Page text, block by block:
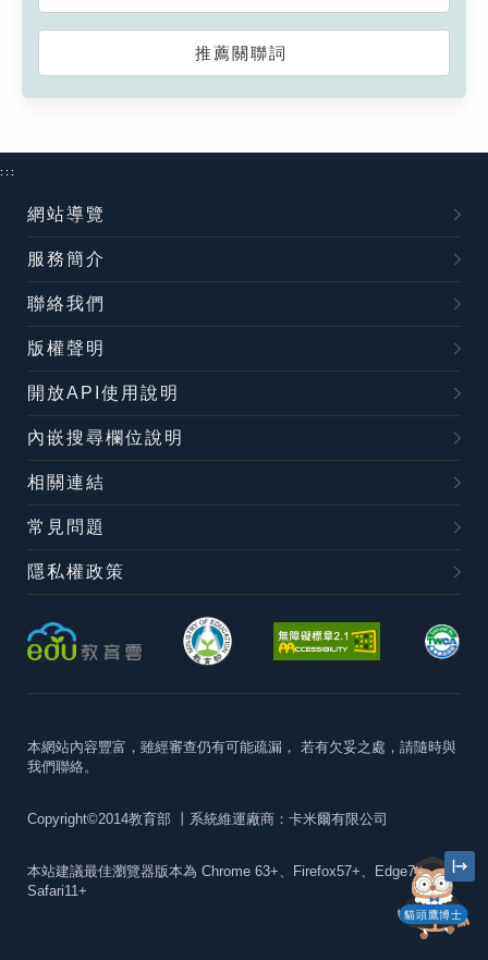
推薦關聯詞
貓頭鷹博士
:::
網站導覽
服務簡介
聯絡我們
版權聲明
開放API使用說明
內嵌搜尋欄位說明
相關連結
常見問題
隱私權政策
本網站內容豐富，雖經審查仍有可能疏漏， 若有欠妥之處，請隨時與
我們聯絡。
Copyright©2014教育部 丨系統維運廠商：卡米爾有限公司
本站建議最佳瀏覽器版本為 Chrome 63+、Firefox57+、Edge79+及
Safari11+